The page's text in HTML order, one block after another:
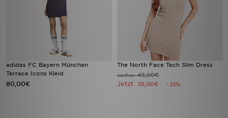
adidas FC Bayern München
Terrace Icons Kleid
80,00€
The North Face Tech Slim Dress
vorher45,00€
Jetzt 35,00€ - 22%